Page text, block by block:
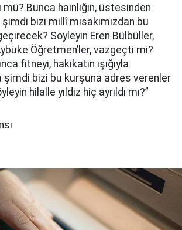
mü? Bunca hainliğin, üstesinden
bizi millî misakımızdan bu
Söyleyin Eren Bülbüller,
Öğretmen’ler, vazgeçti mi?
fitneyi, hakikatin ışığıyla
şimdi bizi bu kurşuna adres verenler
hilalle yıldız hiç ayrıldı mı?”